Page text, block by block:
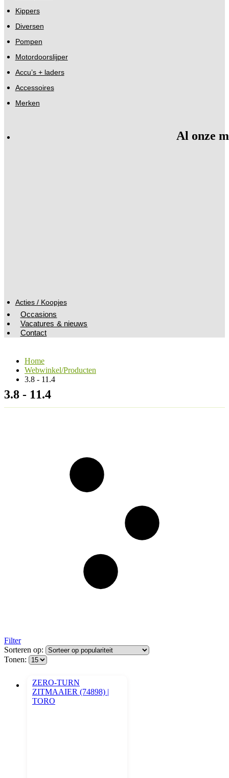
Kippers
Diversen
Pompen
Motordoorslijper
Accu’s + laders
Accessoires
Merken
Al onze
Acties / Koopjes
Occasions
Vacatures & nieuws
Contact
Home
Webwinkel/Producten
3.8 - 11.4
3.8 - 11.4
Filter
Sorteren op:
Tonen: